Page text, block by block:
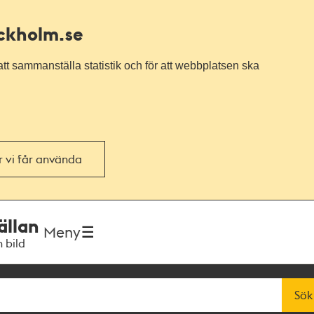
sammanställa statistik och för att webbplatsen ska
vi får använda
bild
Meny
Sök